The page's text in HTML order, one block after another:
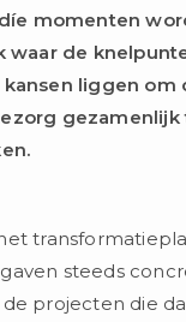
momenten
waar de
kansen liggen om
gezamenlijk
steeds
de projecten die